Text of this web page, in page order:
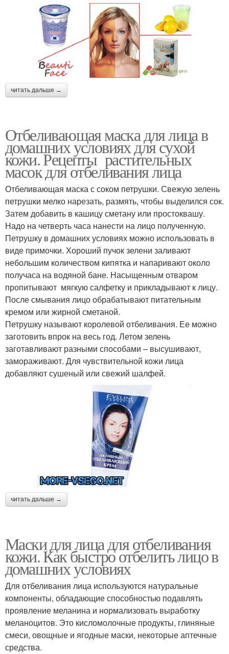
читать дальше →
Отбеливающая маска для лица в
домашних условиях для сухой
кожи. Рецепты растительных
масок для отбеливания лица
Отбеливающая маска с соком петрушки. Свежую зелень
петрушки мелко нарезать, размять, чтобы выделился сок.
Затем добавить в кашицу сметану или простоквашу.
Надо на четверть часа нанести на лицо полученную.
Петрушку в домашних условиях можно использовать в
виде примочки. Хороший пучок зелени заливают
небольшим количеством кипятка и напаривают около
получаса на водяной бане. Насыщенным отваром
пропитывают мягкую салфетку и прикладывают к лицу.
После смывания лицо обрабатывают питательным
кремом или жирной сметаной.
Петрушку называют королевой отбеливания. Ее можно
заготовить впрок на весь год. Летом зелень
заготавливают разными способами – высушивают,
замораживают. Для чувствительной кожи лица
добавляют сушеный или свежий шалфей.
читать дальше →
Маски для лица для отбеливания
кожи. Как быстро отбелить лицо в
домашних условиях
Для отбеливания лица используются натуральные
компоненты, обладающие способностью подавлять
проявление меланина и нормализовать выработку
меланоцитов. Это кисломолочные продукты, глиняные
смеси, овощные и ягодные маски, некоторые аптечные
средства.